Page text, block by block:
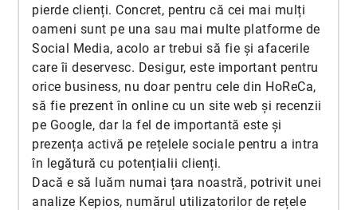
pierde clienți. Concret, pentru că cei mai mulți
oameni sunt pe una sau mai multe platforme de
Social Media, acolo ar trebui să fie și afacerile
care îi deservesc. Desigur, este important pentru
orice business, nu doar pentru cele din HoReCa,
să fie prezent în online cu un site web și recenzii
pe Google, dar la fel de importantă este și
prezența activă pe rețelele sociale pentru a intra
în legătură cu potențialii clienți.
Dacă e să luăm numai țara noastră, potrivit unei
analize Kepios, numărul utilizatorilor de rețele